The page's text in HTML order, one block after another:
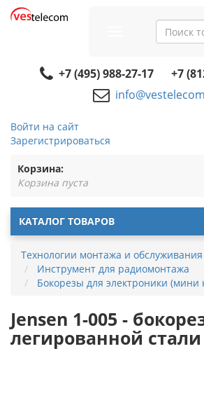
navigation
+7 (495) 988-27-17
+7
Войти на сайт
Зарегистрироваться
Корзина:
Корзина пуста
КАТАЛОГ ТОВАРОВ
Технологии монтажа и обслуживания
Инструмент для радиомонтажа
Бокорезы для электроники (мини
Jensen 1-005 -
легированной